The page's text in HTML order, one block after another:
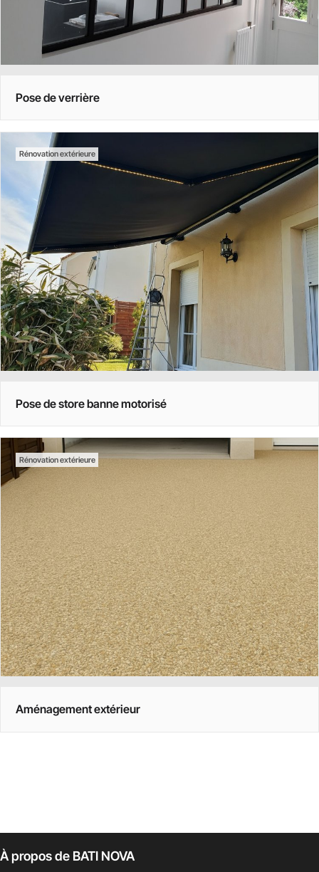
Pose de verrière
Rénovation extérieure
Pose de store banne motorisé
Rénovation extérieure
Aménagement extérieur
à propos de BATI NOVA